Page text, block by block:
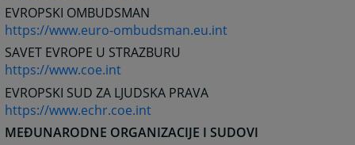
EVROPSKI OMBUDSMAN
https://www.euro-ombudsman.eu.int
SAVET EVROPE U STRAZBURU
https://www.coe.int
EVROPSKI SUD ZA LJUDSKA PRAVA
https://www.echr.coe.int
MEĐUNARODNE ORGANIZACIJE I SUDOVI